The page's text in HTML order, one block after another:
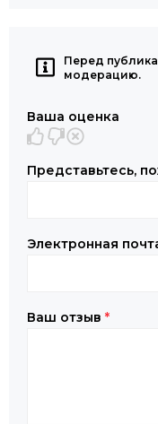
Перед
модерацию.
Ваша оценка
Представьтесь,
Электронная
Ваш отзыв *